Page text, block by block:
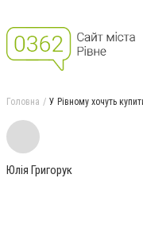
Головна У Рівному хочуть
Юлія Григорук